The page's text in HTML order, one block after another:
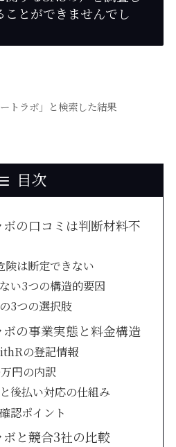
ことができませんでし
トラボ」と検索した結果
目次
の口コミは判断材料不
険は断定できない
い3つの構造的要因
3つの選択肢
の事業実態と料金構造
の登記情報
円の内訳
後払い対応の仕組み
認ポイント
と競合3社の比較